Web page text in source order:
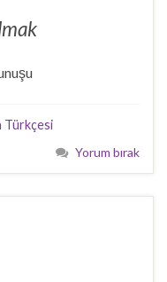
Türkçesi
Yorum bırak